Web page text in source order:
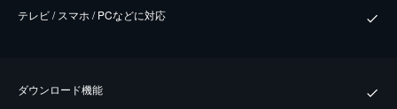
テレビ / スマホ / PCなどに対応
ダウンロード機能